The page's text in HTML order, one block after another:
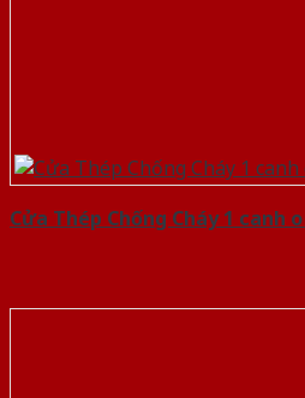
Cửa Thép Chống Cháy 1